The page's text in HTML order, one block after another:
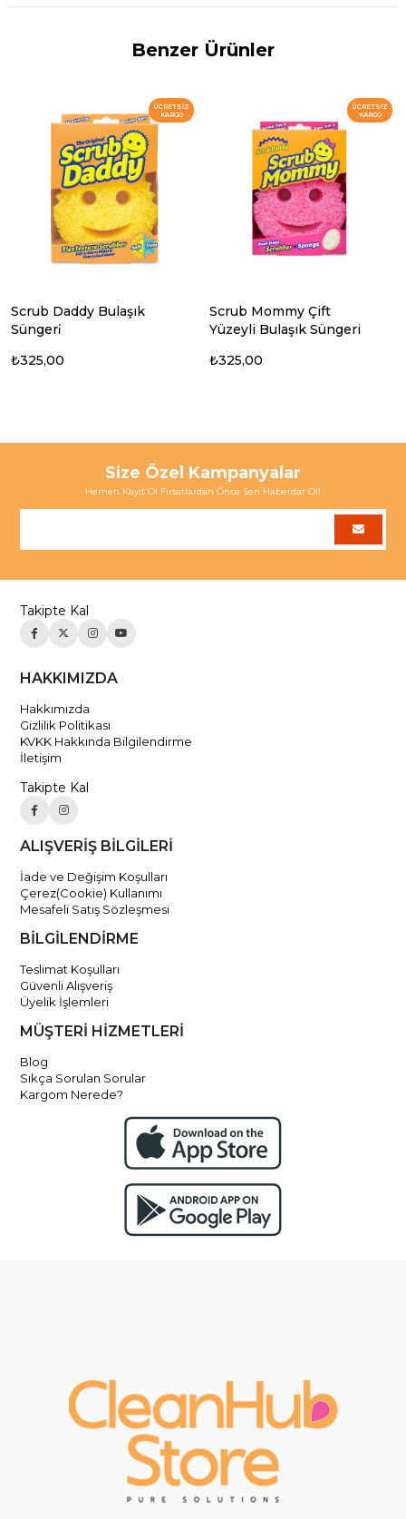
Benzer Ürünler
Scrub Daddy Bulaşık
Süngeri̇
₺325,00
ÜCRETSIZ
KARGO
Scrub Mommy Çift
Yüzeyli Bulaşık Süngeri
₺325,00
ÜCRETSIZ
KARGO
Size Özel Kampanyalar
Hemen Kayıt Ol Fırsatlardan Önce Sen Haberdar Ol!
Takipte Kal
HAKKIMIZDA
Hakkımızda
Gizlilik Politikası
KVKK Hakkında Bilgilendirme
İletişim
Takipte Kal
ALIŞVERİŞ BİLGİLERİ
İade ve Değişim Koşulları
Çerez(Cookie) Kullanımı
Mesafeli Satış Sözleşmesi
BİLGİLENDİRME
Teslimat Koşulları
Güvenli Alışveriş
Üyelik İşlemleri
MÜŞTERİ HİZMETLERİ
Blog
Sıkça Sorulan Sorular
Kargom Nerede?